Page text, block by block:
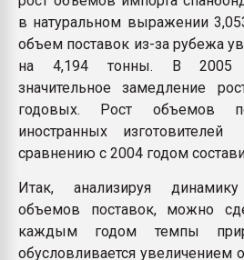
в натуральном выражении
объем поставок из-за рубежа
на 4,194 тонны. В 2005
значительное замедление
годовых. Рост объемов
иностранных
сравнению с 2004 годом
Итак, анализируя
объемов поставок, можно
каждым годом темпы
обусловливается увеличением